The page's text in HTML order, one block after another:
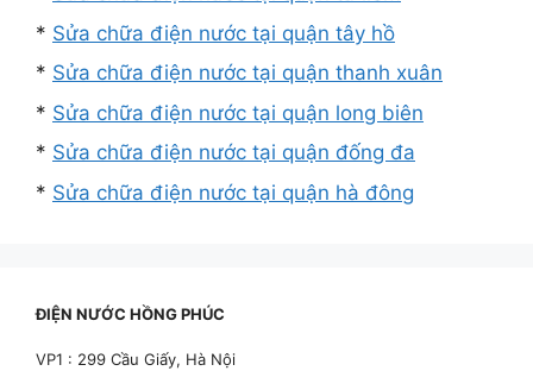
* Sửa chữa điện nước tại quận tây hồ
* Sửa chữa điện nước tại quận thanh xuân
* Sửa chữa điện nước tại quận long biên
* Sửa chữa điện nước tại quận đống đa
* Sửa chữa điện nước tại quận hà đông
ĐIỆN NƯỚC HỒNG PHÚC
VP1 : 299 Cầu Giấy, Hà Nội